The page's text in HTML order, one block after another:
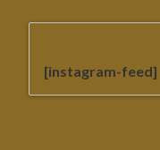
[instagram-feed]